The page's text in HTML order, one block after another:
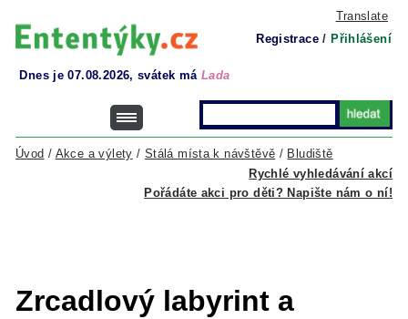
Translate
Registrace / Přihlášení
Dnes je 07.08.2026, svátek má Lada
Rychlé vyhledávání akcí
Úvod / Akce a výlety / Stálá místa k návštěvě / Bludiště
Pořádáte akci pro děti? Napište nám o ní!
Zrcadlový labyrint a